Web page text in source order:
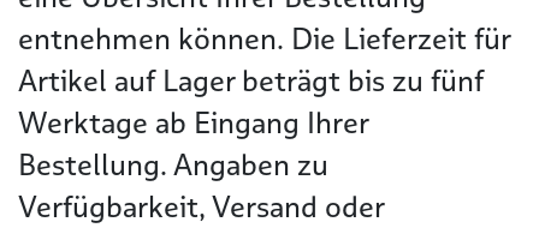
entnehmen können. Die Lieferzeit für
Artikel auf Lager beträgt bis zu fünf
Werktage ab Eingang Ihrer
Bestellung. Angaben zu
Verfügbarkeit, Versand oder